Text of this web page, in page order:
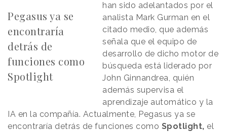
Pegasus ya se
encontraría
detrás de
funciones como
Spotlight
han sido adelantados por el
analista Mark Gurman en el
citado medio, que además
señala que el equipo de
desarrollo de dicho motor de
búsqueda está liderado por
John Ginnandrea, quién
además supervisa el
aprendizaje automático y la
IA en la compañía. Actualmente, Pegasus ya se
encontraría detrás de funciones como Spotlight, el